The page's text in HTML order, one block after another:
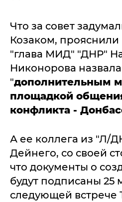
Что за совет
Козаком,
"глава МИД" "ДНР"
Никонорова
"дополнительным
площадкой
конфликта -
А ее коллега из "Л/
Дейнего, со своей
что документы о
будут подписаны 25
следующей встрече